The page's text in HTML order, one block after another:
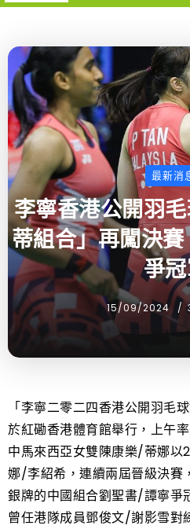
最新消
李寧香港公開羽
蒂組合」再闖決
爭
15/09/2024
「李寧二零二四香港公開羽毛
於紅磡香港體育館舉行，上午
中馬來西亞女雙陳康樂/蒂娜以
娜/李紹希，連續兩屆晉級決賽
銀牌的中國組合劉聖書/譚寧爭
曾任港隊成員鄧俊文/謝影雪對